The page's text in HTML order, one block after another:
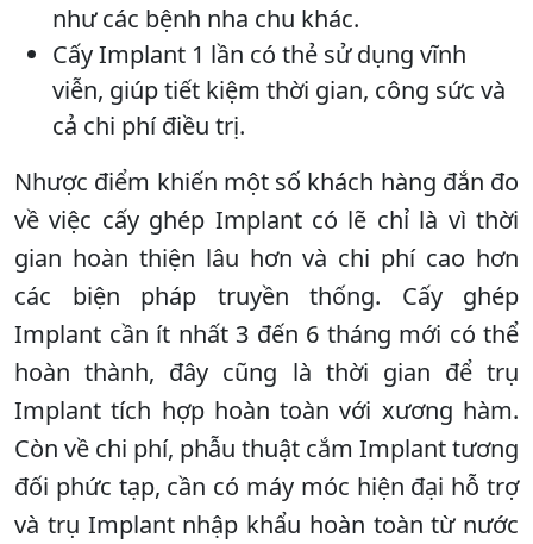
như các bệnh nha chu khác.
Cấy Implant 1 lần có thẻ sử dụng vĩnh
viễn, giúp tiết kiệm thời gian, công sức và
cả chi phí điều trị.
Nhược điểm khiến một số khách hàng đắn đo
về việc cấy ghép Implant có lẽ chỉ là vì thời
gian hoàn thiện lâu hơn và chi phí cao hơn
các biện pháp truyền thống. Cấy ghép
Implant cần ít nhất 3 đến 6 tháng mới có thể
hoàn thành, đây cũng là thời gian để trụ
Implant tích hợp hoàn toàn với xương hàm.
Còn về chi phí, phẫu thuật cắm Implant tương
đối phức tạp, cần có máy móc hiện đại hỗ trợ
và trụ Implant nhập khẩu hoàn toàn từ nước